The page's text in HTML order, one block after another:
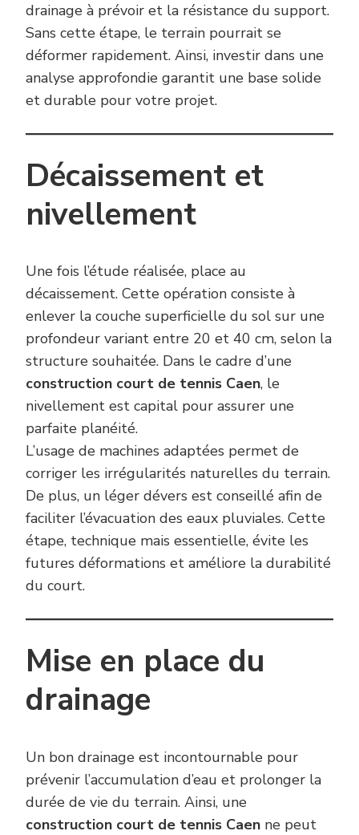
drainage à prévoir et la résistance du support.
Sans cette étape, le terrain pourrait se
déformer rapidement. Ainsi, investir dans une
analyse approfondie garantit une base solide
et durable pour votre projet.
Décaissement et
nivellement
Une fois l’étude réalisée, place au
décaissement. Cette opération consiste à
enlever la couche superficielle du sol sur une
profondeur variant entre 20 et 40 cm, selon la
structure souhaitée. Dans le cadre d’une
construction court de tennis Caen, le
nivellement est capital pour assurer une
parfaite planéité.
L’usage de machines adaptées permet de
corriger les irrégularités naturelles du terrain.
De plus, un léger dévers est conseillé afin de
faciliter l’évacuation des eaux pluviales. Cette
étape, technique mais essentielle, évite les
futures déformations et améliore la durabilité
du court.
Mise en place du
drainage
Un bon drainage est incontournable pour
prévenir l’accumulation d’eau et prolonger la
durée de vie du terrain. Ainsi, une
construction court de tennis Caen ne peut